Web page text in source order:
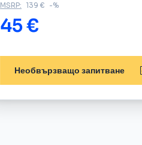
MSRP: 139 € -%
45 €
Необвързващо запитване